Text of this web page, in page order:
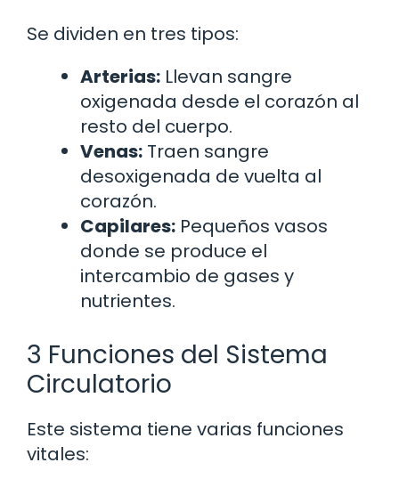
Se dividen en tres tipos:
Arterias: Llevan sangre
oxigenada desde el corazón al
resto del cuerpo.
Venas: Traen sangre
desoxigenada de vuelta al
corazón.
Capilares: Pequeños vasos
donde se produce el
intercambio de gases y
nutrientes.
3 Funciones del Sistema
Circulatorio
Este sistema tiene varias funciones
vitales: